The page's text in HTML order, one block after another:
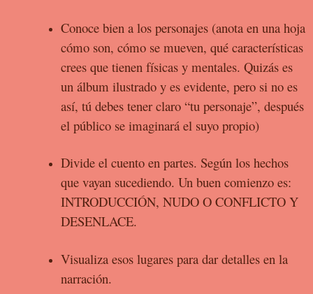
Conoce bien a los personajes (anota en una hoja
cómo son, cómo se mueven, qué características
crees que tienen físicas y mentales. Quizás es
un álbum ilustrado y es evidente, pero si no es
así, tú debes tener claro “tu personaje”, después
el público se imaginará el suyo propio)
Divide el cuento en partes. Según los hechos
que vayan sucediendo. Un buen comienzo es:
INTRODUCCIÓN, NUDO O CONFLICTO Y
DESENLACE.
Visualiza esos lugares para dar detalles en la
narración.